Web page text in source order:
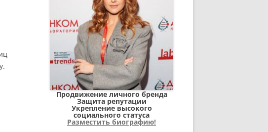
Продвижение личного бренда
Защита репутации
Укрепление высокого
социального статуса
Разместить биографию!